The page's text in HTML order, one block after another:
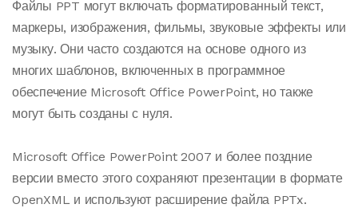
Файлы PPT могут включать форматированный текст,
маркеры, изображения, фильмы, звуковые эффекты или
музыку. Они часто создаются на основе одного из
многих шаблонов, включенных в программное
обеспечение Microsoft Office PowerPoint, но также
могут быть созданы с нуля.
Microsoft Office PowerPoint 2007 и более поздние
версии вместо этого сохраняют презентации в формате
OpenXML и используют расширение файла PPTx.